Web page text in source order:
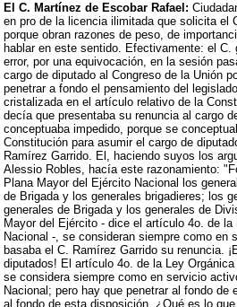
El C. Martínez de Escobar Rafael:
en pro de la licencia ilimitada que solicita el
porque obran razones de peso, de
hablar en este sentido. Efectivamente: el C.
error, por una equivocación, en la sesión
cargo de diputado al Congreso de la Unión
penetrar a fondo el pensamiento del
cristalizada en el artículo relativo de la
decía que presentaba su renuncia al cargo
conceptuaba impedido, porque se
Constitución para asumir el cargo de
Ramírez Garrido. El, haciendo suyos los
Alessio Robles, hacía este razonamiento:
Plana Mayor del Ejército Nacional los
de Brigada y los generales brigadieres; los
generales de Brigada y los generales de
Mayor del Ejército - dice el artículo 4o. de
Nacional -, se consideran siempre como en
basaba el C. Ramírez Garrido su renuncia.
diputados! El artículo 4o. de la Ley
se considera siempre como en servicio
Nacional; pero hay que penetrar al fondo de
al fondo de esta disposición. ¿Qué es lo